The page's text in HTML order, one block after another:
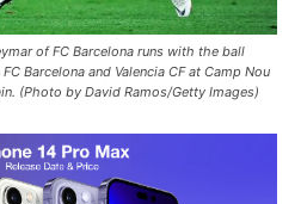
of FC Barcelona runs with the ball
Barcelona and Valencia CF at Camp Nou
(Photo by David Ramos/Getty Images)